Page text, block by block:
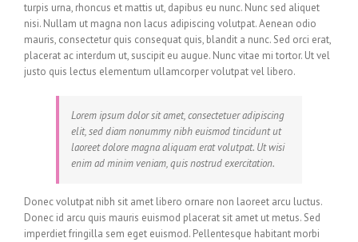
turpis urna, rhoncus et mattis ut, dapibus eu nunc. Nunc sed aliquet
nisi. Nullam ut magna non lacus adipiscing volutpat. Aenean odio
mauris, consectetur quis consequat quis, blandit a nunc. Sed orci erat,
placerat ac interdum ut, suscipit eu augue. Nunc vitae mi tortor. Ut vel
justo quis lectus elementum ullamcorper volutpat vel libero.
Lorem ipsum dolor sit amet, consectetuer adipiscing
elit, sed diam nonummy nibh euismod tincidunt ut
laoreet dolore magna aliquam erat volutpat. Ut wisi
enim ad minim veniam, quis nostrud exercitation.
Donec volutpat nibh sit amet libero ornare non laoreet arcu luctus.
Donec id arcu quis mauris euismod placerat sit amet ut metus. Sed
imperdiet fringilla sem eget euismod. Pellentesque habitant morbi